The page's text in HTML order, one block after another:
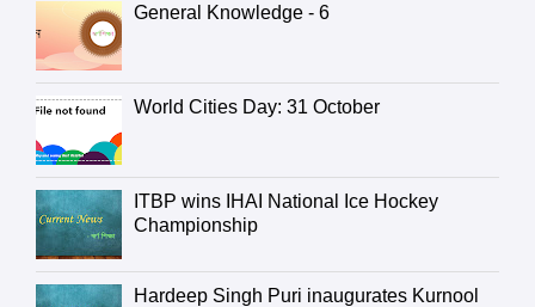
General Knowledge - 6
World Cities Day: 31 October
ITBP wins IHAI National Ice Hockey
Championship
Hardeep Singh Puri inaugurates Kurnool